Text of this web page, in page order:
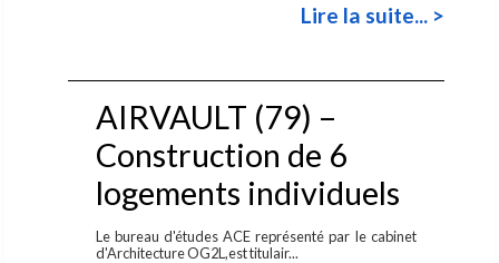
Lire la suite... >
AIRVAULT (79) –
Construction de 6
logements individuels
Le bureau d'études ACE représenté par le cabinet
d'Architecture OG2L,est titulair...